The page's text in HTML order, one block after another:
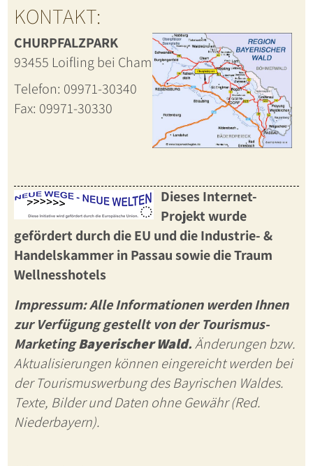
KONTAKT:
CHURPFALZPARK
93455 Loifling bei Cham
Telefon: 09971-30340
Fax: 09971-30330
Dieses Internet-
Projekt wurde
gefördert durch die EU und die Industrie- &
Handelskammer in Passau sowie dieTraum
Wellnesshotels
Impressum: Alle Informationen werden Ihnen
zur Verfügung gestellt von der Tourismus-
MarketingBayerischer Wald.Änderungen bzw.
Aktualisierungen können eingereicht werden bei
der Tourismuswerbung des Bayrischen Waldes.
Texte, Bilder und Daten ohne Gewähr (Red.
Niederbayern).